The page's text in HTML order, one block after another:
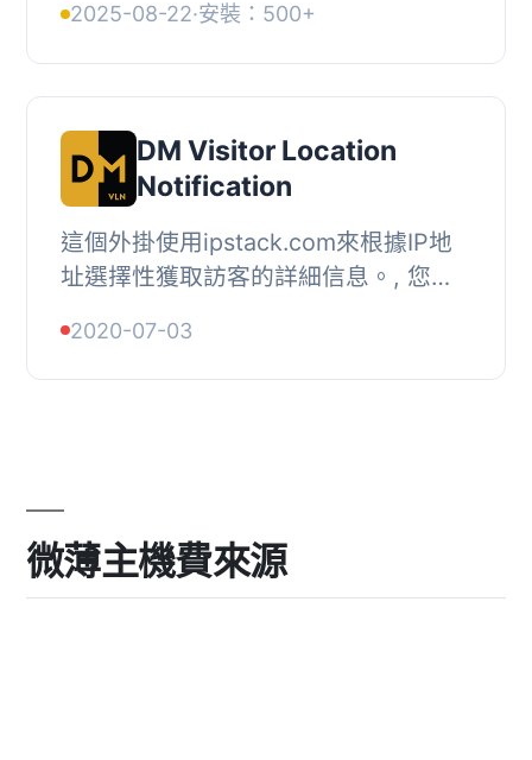
Snippet DM 受到專案 Carbon 的啟
發。, 我們創建...
2025-08-22·安裝：500+
DM Visitor Location
Notification
這個外掛使用ipstack.com來根據IP地
址選擇性獲取訪客的詳細信息。, 您需
讓它正常工作。, 啟用後，您可以在希
望顯示通知的...
2020-07-03
微薄主機費來源